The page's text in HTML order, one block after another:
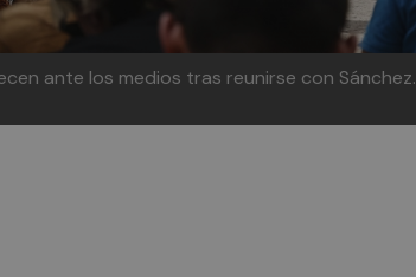
ante los medios tras reunirse con Sánchez.